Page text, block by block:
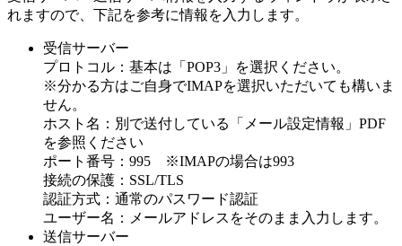
れますので、下記を参考に情報を入力します。
受信サーバー
プロトコル：基本は「POP3」を選択ください。
※分かる方はご自身でIMAPを選択いただいても構いま
せん。
ホスト名：別で送付している「メール設定情報」PDF
を参照ください
ポート番号：995 ※IMAPの場合は993
接続の保護：SSL/TLS
認証方式：通常のパスワード認証
ユーザー名：メールアドレスをそのまま入力します。
送信サーバー